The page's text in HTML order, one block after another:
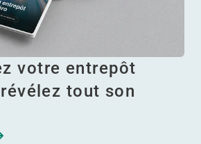
votre entrepôt
tout son